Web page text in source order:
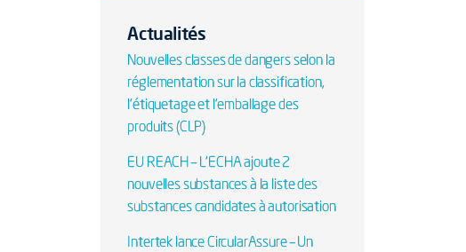
Actualités
Nouvelles classes de dangers selon la
réglementation sur la classification,
l'étiquetage et l'emballage des
produits (CLP)
EU REACH – L'ECHA ajoute 2
nouvelles substances à la liste des
substances candidates à autorisation
Intertek lance CircularAssure – Un